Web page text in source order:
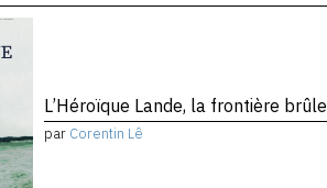
L’Héroïque Lande, la frontière brûle
par Corentin Lê